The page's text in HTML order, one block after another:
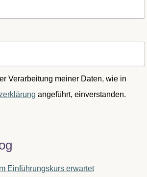
Verarbeitung meiner Daten, wie in
angeführt, einverstanden.
Einführungskurs erwartet